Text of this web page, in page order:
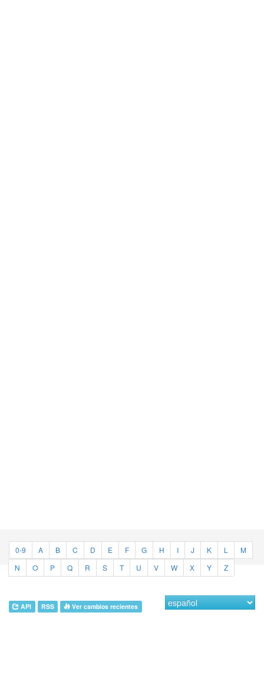
0-9 A B C D E F G H I J K L
M
N
O P Q R S T U V W X Y Z
API RSS Ver cambios recientes